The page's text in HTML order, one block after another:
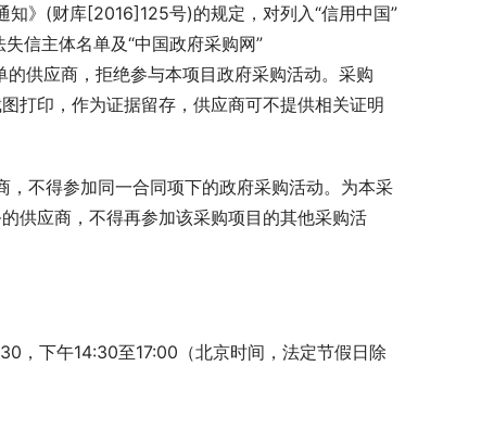
》(财库[2016]125号)的规定，对列入“信用中国”
信主体名单及“中国政府采购网”
供应商，拒绝参与本项目政府采购活动。采购
打印，作为证据留存，供应商可不提供相关证明
不得参加同一合同项下的政府采购活动。为本采
供应商，不得再参加该采购项目的其他采购活
，下午14:30至17:00（北京时间，法定节假日除